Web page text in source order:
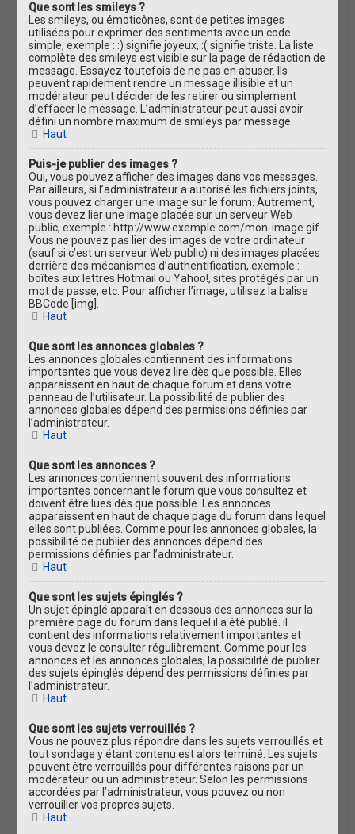
Que sont les smileys ?
Les smileys, ou émoticônes, sont de petites images
utilisées pour exprimer des sentiments avec un code
simple, exemple : :) signifie joyeux, :( signifie triste. La liste
complète des smileys est visible sur la page de rédaction de
message. Essayez toutefois de ne pas en abuser. Ils
peuvent rapidement rendre un message illisible et un
modérateur peut décider de les retirer ou simplement
d’effacer le message. L’administrateur peut aussi avoir
défini un nombre maximum de smileys par message.
Haut
Puis-je publier des images ?
Oui, vous pouvez afficher des images dans vos messages.
Par ailleurs, si l’administrateur a autorisé les fichiers joints,
vous pouvez charger une image sur le forum. Autrement,
vous devez lier une image placée sur un serveur Web
public, exemple : http://www.exemple.com/mon-image.gif.
Vous ne pouvez pas lier des images de votre ordinateur
(sauf si c’est un serveur Web public) ni des images placées
derrière des mécanismes d’authentification, exemple :
boîtes aux lettres Hotmail ou Yahoo!, sites protégés par un
mot de passe, etc. Pour afficher l’image, utilisez la balise
BBCode [img].
Haut
Que sont les annonces globales ?
Les annonces globales contiennent des informations
importantes que vous devez lire dès que possible. Elles
apparaissent en haut de chaque forum et dans votre
panneau de l’utilisateur. La possibilité de publier des
annonces globales dépend des permissions définies par
l’administrateur.
Haut
Que sont les annonces ?
Les annonces contiennent souvent des informations
importantes concernant le forum que vous consultez et
doivent être lues dès que possible. Les annonces
apparaissent en haut de chaque page du forum dans lequel
elles sont publiées. Comme pour les annonces globales, la
possibilité de publier des annonces dépend des
permissions définies par l’administrateur.
Haut
Que sont les sujets épinglés ?
Un sujet épinglé apparaît en dessous des annonces sur la
première page du forum dans lequel il a été publié. il
contient des informations relativement importantes et
vous devez le consulter régulièrement. Comme pour les
annonces et les annonces globales, la possibilité de publier
des sujets épinglés dépend des permissions définies par
l’administrateur.
Haut
Que sont les sujets verrouillés ?
Vous ne pouvez plus répondre dans les sujets verrouillés et
tout sondage y étant contenu est alors terminé. Les sujets
peuvent être verrouillés pour différentes raisons par un
modérateur ou un administrateur. Selon les permissions
accordées par l’administrateur, vous pouvez ou non
verrouiller vos propres sujets.
Haut